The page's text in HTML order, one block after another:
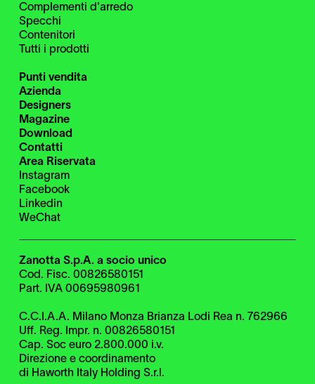
Complementi d'arredo
Specchi
Contenitori
Tutti i prodotti
Punti vendita
Azienda
Designers
Magazine
Download
Contatti
Area Riservata
Instagram
Facebook
Linkedin
WeChat
Zanotta S.p.A. a socio unico
Cod. Fisc. 00826580151
Part. IVA 00695980961
C.C.I.A.A. Milano Monza Brianza Lodi Rea n. 762966
Uff. Reg. Impr. n. 00826580151
Cap. Soc euro 2.800.000 i.v.
Direzione e coordinamento
di Haworth Italy Holding S.r.l.